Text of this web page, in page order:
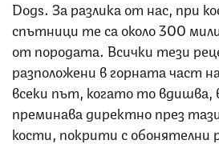
Dogs. За разлика от нас, при
спътници те са около 300
от породата. Всички тези
разположени в горната част
всеки път, когато то вдишва,
преминава директно през
кости, покрити с обонятелни